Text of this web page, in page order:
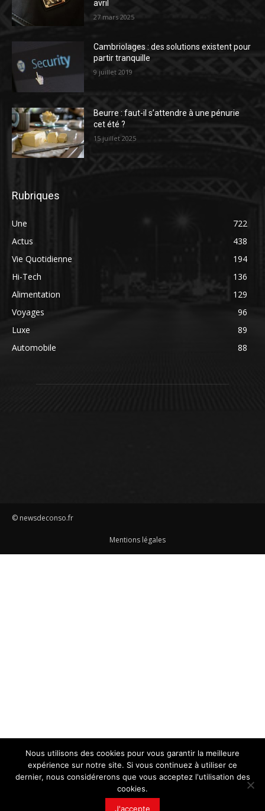
avril
27 mars 2025
Cambriolages : des solutions existent pour
partir tranquille
9 juillet 2019
Beurre : faut-il s’attendre à une pénurie
cet été ?
15 juillet 2025
Rubriques
Une
722
Actus
438
Vie Quotidienne
194
Hi-Tech
136
Alimentation
129
Voyages
96
Luxe
89
Automobile
88
© newsdeconso.fr
Mentions légales
Nous utilisons des cookies pour vous garantir la meilleure
expérience sur notre site. Si vous continuez à utiliser ce
dernier, nous considérerons que vous acceptez l'utilisation des
cookies.
J'accepte